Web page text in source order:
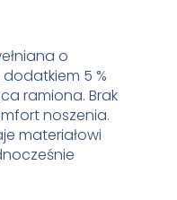
o
5 %
ramiona. Brak
noszenia.
materiałowi